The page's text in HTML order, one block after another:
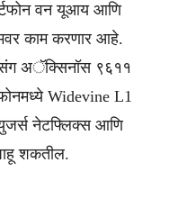
वन यूआय आणि
काम करणार आहे.
अॅक्सिनॉस ९६११
Widevine L1
नेटफ्लिक्स आणि
शकतील.